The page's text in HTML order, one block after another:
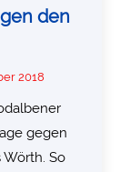
den
2018
gegen
So